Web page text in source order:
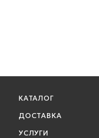
КАТАЛОГ
ДОСТАВКА
УСЛУГИ